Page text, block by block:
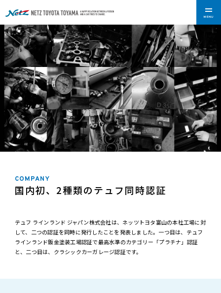
MENU
COMPANY
国内初、2種類のテュフ同時認証
テュフ ラインランド ジャパン株式会社は、ネッツトヨタ富山の本社工場に対
して、二つの認証を同時に発行したことを発表しました。一つ目は、テュフ
ラインランド鈑金塗装工場認証で最高水準のカテゴリー「プラチナ」認証
と、二つ目は、クラシックカーガレージ認証です。